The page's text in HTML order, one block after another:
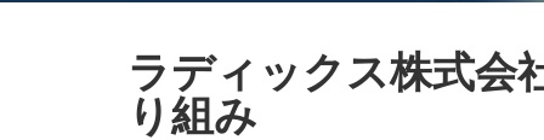
ラディックス株式会
り組み